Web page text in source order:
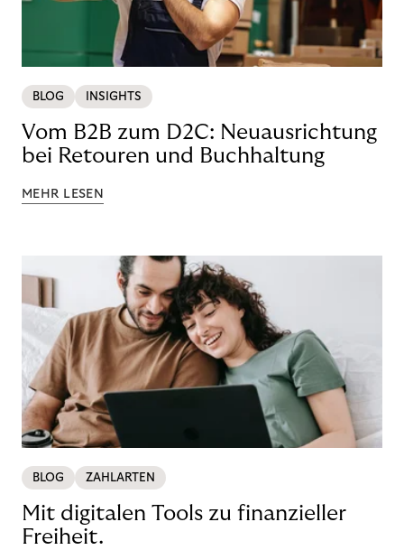
BLOG INSIGHTS
Vom B2B zum D2C: Neuausrichtung
bei Retouren und Buchhaltung
MEHR LESEN
BLOG ZAHLARTEN
Mit digitalen Tools zu finanzieller
Freiheit.